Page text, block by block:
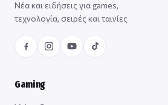
Νέα και ειδήσεις για games,
τεχνολογία, σειρές και ταινίες
Gaming